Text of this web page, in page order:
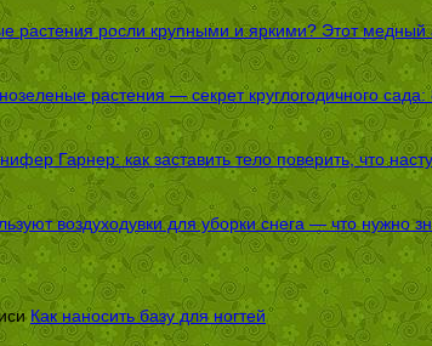
растения росли крупными и яркими? Этот
растения — секрет круглогодичного
Гарнер: как заставить тело поверить, что
воздуходувки для уборки снега — что нужно
Как наносить базу для ногтей